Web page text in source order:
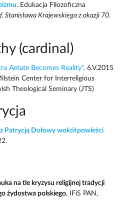
. Edukacja Filozoficzna
Stanisława Krajewskiego z okazji 70.
(cardinal)
Aetate Becomes Reality". 6.V.2015
Center for Interreligious
Theological Seminary (JTS)
Patrycją Dołowy wokół powieści
na tle kryzysu religijnej tradycji
żydostwa polskiego, IFiS PAN,